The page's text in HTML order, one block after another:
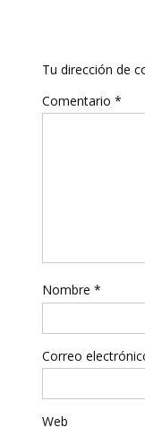
Tu dirección de
Comentario *
Nombre *
Correo
Web